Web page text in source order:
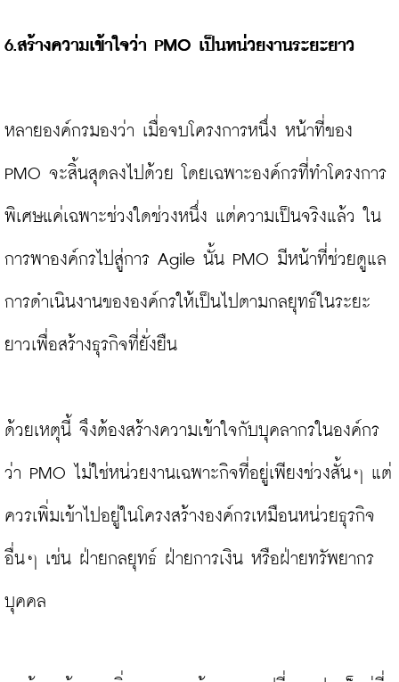
6.สร้างความเข้าใจว่า PMO เป็นหน่วยงานระยะยาว
หลายองค์กรมองว่า เมื่อจบโครงการหนึ่ง หน้าที่ของ
PMO จะสิ้นสุดลงไปด้วย โดยเฉพาะองค์กรที่ทำโครงการ
พิเศษแค่เฉพาะช่วงใดช่วงหนึ่ง แต่ความเป็นจริงแล้ว ใน
การพาองค์กรไปสู่การ Agile นั้น PMO มีหน้าที่ช่วยดูแล
การดำเนินงานขององค์กรให้เป็นไปตามกลยุทธ์ในระยะ
ยาวเพื่อสร้างธุรกิจที่ยั่งยืน
ด้วยเหตุนี้ จึงต้องสร้างความเข้าใจกับบุคลากรในองค์กร
ว่า PMO ไม่ใช่หน่วยงานเฉพาะกิจที่อยู่เพียงช่วงสั้นๆ แต่
ควรเพิ่มเข้าไปอยู่ในโครงสร้างองค์กรเหมือนหน่วยธุรกิจ
อื่นๆ เช่น ฝ่ายกลยุทธ์ ฝ่ายการเงิน หรือฝ่ายทรัพยากร
บุคคล